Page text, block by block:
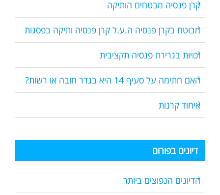
קרן פנסיה מבטחים הותיקה
מבוטח בקרן פנסיה ה.ע.ל קרן פנסיה ותיקה בפסגות
זכויות בגרירת פנסיה תקציבית
האם חתימה על סעיף 14 היא בגדר חובה או רשות?
איחוד קרנות
דיונים בפורום
הדיונים הנפוצים ביותר